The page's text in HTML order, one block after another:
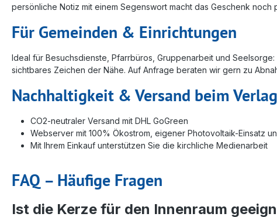
persönliche Notiz mit einem Segenswort macht das Geschenk noch
Für Gemeinden & Einrichtungen
Ideal für Besuchsdienste, Pfarrbüros, Gruppenarbeit und
sichtbares Zeichen der Nähe. Auf Anfrage beraten wir gern zu
Nachhaltigkeit & Versand beim
CO2-neutraler Versand mit DHL GoGreen
Webserver mit 100% Ökostrom, eigener Photovoltaik-Einsatz
Mit Ihrem Einkauf unterstützen Sie die kirchliche Medienarbeit
FAQ – Häufige Fragen
Ist die Kerze für den Innenraum